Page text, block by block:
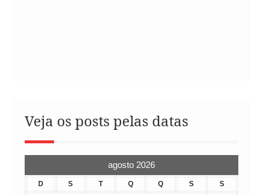
Veja os posts pelas datas
agosto 2026
D S T Q Q S
S